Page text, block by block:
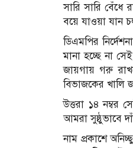
সারি সারি বেঁধে
বয়ে যাওয়া যান
ডিএমপির
মানা হচ্ছে না
জায়গায় গরু
বিভাজকের খালি
উত্তরা ১৪ নম্বর
আমরা সুষ্ঠুভাবে
নাম প্রকাশে